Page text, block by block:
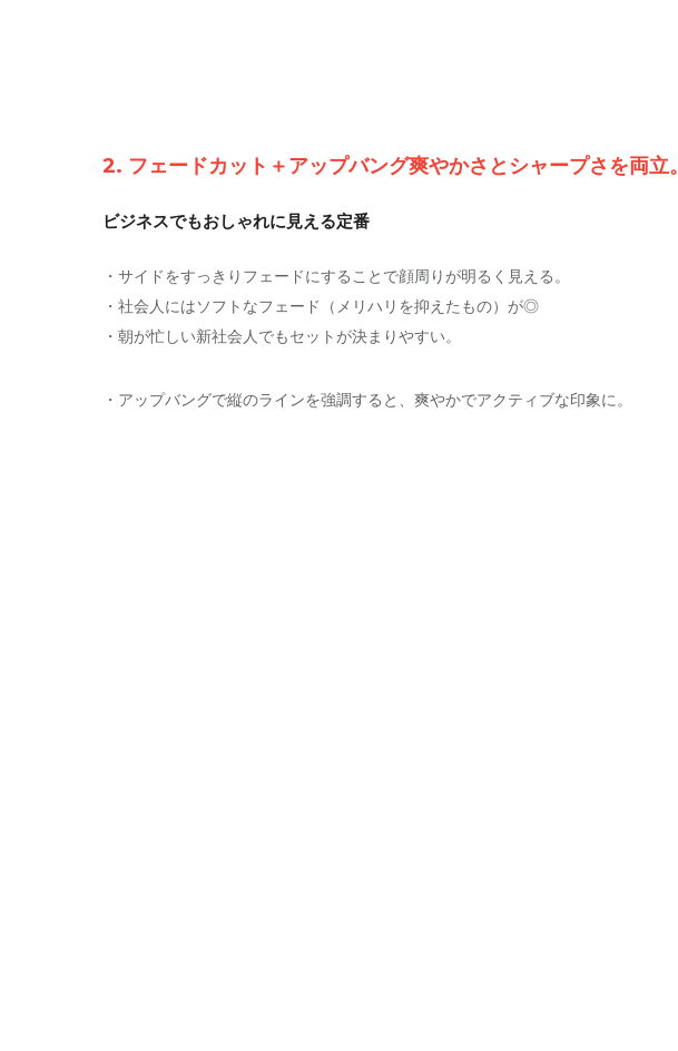
2. フェードカット＋アップバング爽やかさとシャープさを両立。
ビジネスでもおしゃれに見える定番
・サイドをすっきりフェードにすることで顔周りが明るく見える。
・社会人にはソフトなフェード（メリハリを抑えたもの）が◎
・朝が忙しい新社会人でもセットが決まりやすい。
・アップバングで縦のラインを強調すると、爽やかでアクティブな印象に。